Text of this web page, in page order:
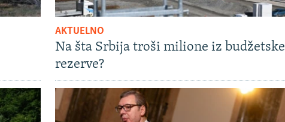
AKTUELNO
Na šta Srbija troši milione iz budžetske
rezerve?